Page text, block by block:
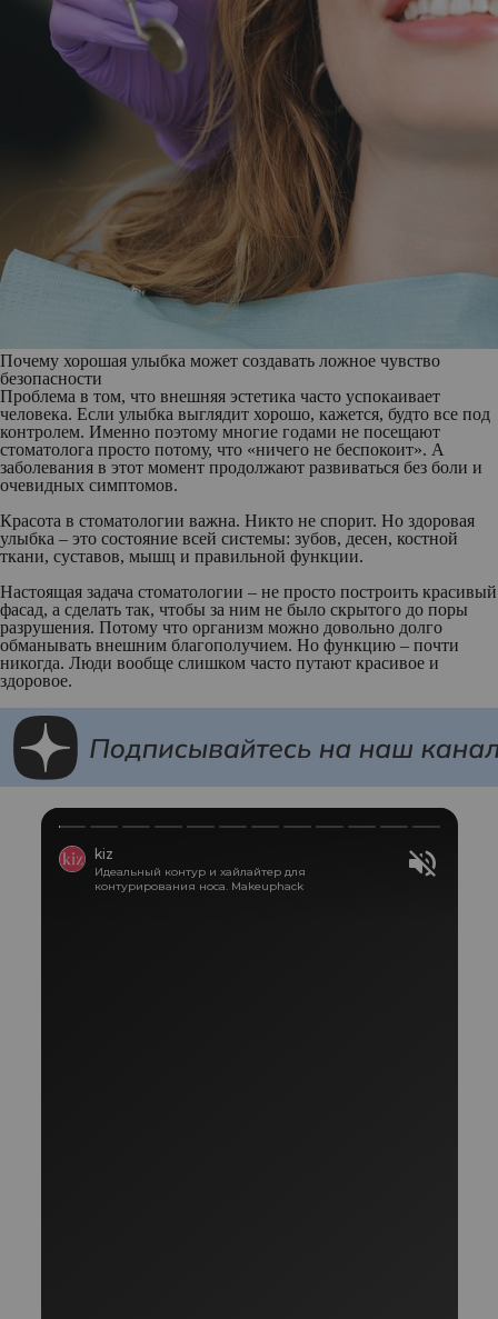
Почему хорошая улыбка может создавать ложное чувство
безопасности
Проблема в том, что внешняя эстетика часто успокаивает
человека. Если улыбка выглядит хорошо, кажется, будто все под
контролем. Именно поэтому многие годами не посещают
стоматолога просто потому, что «ничего не беспокоит». А
заболевания в этот момент продолжают развиваться без боли и
очевидных симптомов.
Красота в стоматологии важна. Никто не спорит. Но здоровая
улыбка – это состояние всей системы: зубов, десен, костной
ткани, суставов, мышц и правильной функции.
Настоящая задача стоматологии – не просто построить красивый
фасад, а сделать так, чтобы за ним не было скрытого до поры
разрушения. Потому что организм можно довольно долго
обманывать внешним благополучием. Но функцию – почти
никогда. Люди вообще слишком часто путают красивое и
здоровое.